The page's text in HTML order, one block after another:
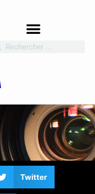
Twitter